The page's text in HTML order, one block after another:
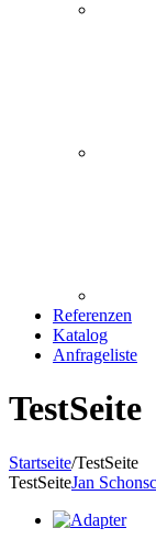
Referenzen
Katalog
Anfrageliste
TestSeite
Startseite/TestSeite
TestSeiteJan